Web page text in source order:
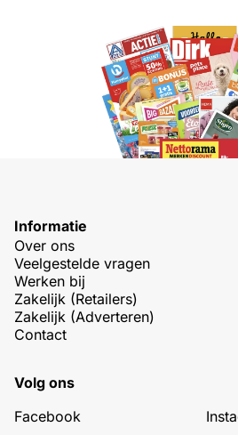
Informatie
Over ons
Veelgestelde vragen
Werken bij
Zakelijk (Retailers)
Zakelijk (Adverteren)
Contact
Volg ons
Facebook